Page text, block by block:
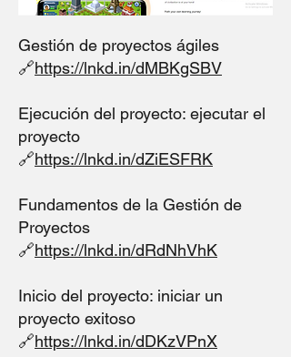
Gestión de proyectos ágiles
🔗https://lnkd.in/dMBKgSBV
Ejecución del proyecto: ejecutar el
proyecto
🔗https://lnkd.in/dZiESFRK
Fundamentos de la Gestión de
Proyectos
🔗https://lnkd.in/dRdNhVhK
Inicio del proyecto: iniciar un
proyecto exitoso
🔗https://lnkd.in/dDKzVPnX